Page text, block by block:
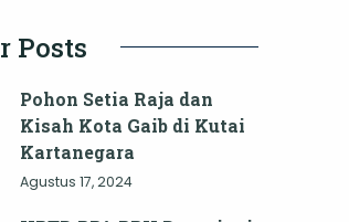
Posts
Pohon Setia Raja dan
Kisah Kota Gaib di Kutai
Kartanegara
Agustus 17, 2024